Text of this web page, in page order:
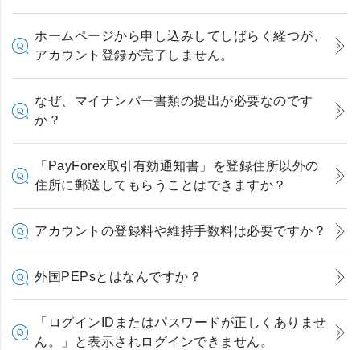
ホームページから申し込みしてしばらく経つが、
アカウント登録が完了しません。
なぜ、マイナンバー書類の提出が必要なのです
か？
「PayForex取引有効通知書」を登録住所以外の
住所に郵送してもらうことはできますか？
アカウントの登録料や維持手数料は必要ですか？
外国PEPsとはなんですか？
「ログインIDまたはパスワードが正しくありませ
ん。」と表示されログインできません。